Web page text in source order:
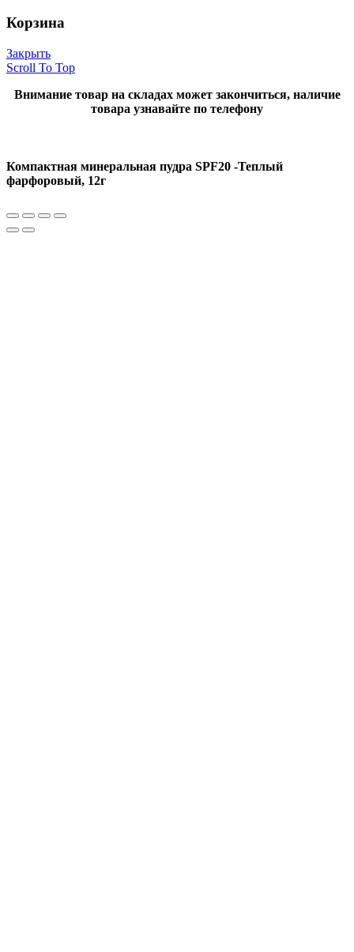
Корзина
Закрыть
Scroll To Top
Внимание товар на складах может закончиться, наличие
товара узнавайте по телефону
Компактная минеральная пудра SPF20 -Теплый
фарфоровый, 12г